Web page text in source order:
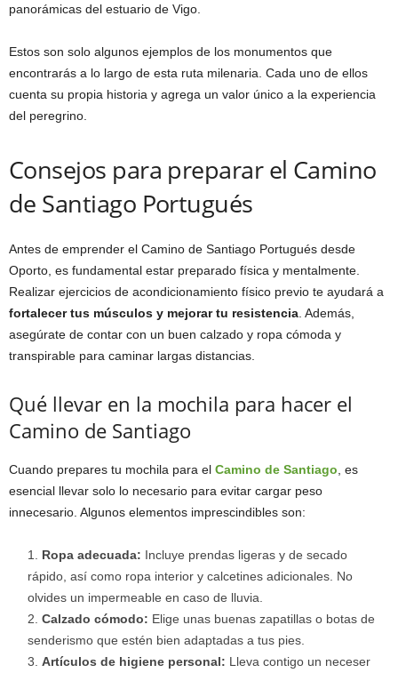
panorámicas del estuario de Vigo.
Estos son solo algunos ejemplos de los monumentos que
encontrarás a lo largo de esta ruta milenaria. Cada uno de ellos
cuenta su propia historia y agrega un valor único a la experiencia
del peregrino.
Consejos para preparar el Camino
de Santiago Portugués
Antes de emprender el Camino de Santiago Portugués desde
Oporto, es fundamental estar preparado física y mentalmente.
Realizar ejercicios de acondicionamiento físico previo te ayudará a
fortalecer tus músculos y mejorar tu resistencia . Además,
asegúrate de contar con un buen calzado y ropa cómoda y
transpirable para caminar largas distancias.
Qué llevar en la mochila para hacer el
Camino de Santiago
Cuando prepares tu mochila para el Camino de Santiago , es
esencial llevar solo lo necesario para evitar cargar peso
innecesario. Algunos elementos imprescindibles son:
Ropa adecuada: Incluye prendas ligeras y de secado
rápido, así como ropa interior y calcetines adicionales. No
olvides un impermeable en caso de lluvia.
Calzado cómodo: Elige unas buenas zapatillas o botas de
senderismo que estén bien adaptadas a tus pies.
Artículos de higiene personal: Lleva contigo un neceser